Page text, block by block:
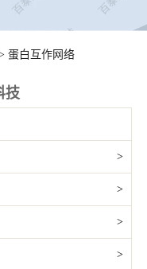
蛋白互作网络
技
>
>
>
>